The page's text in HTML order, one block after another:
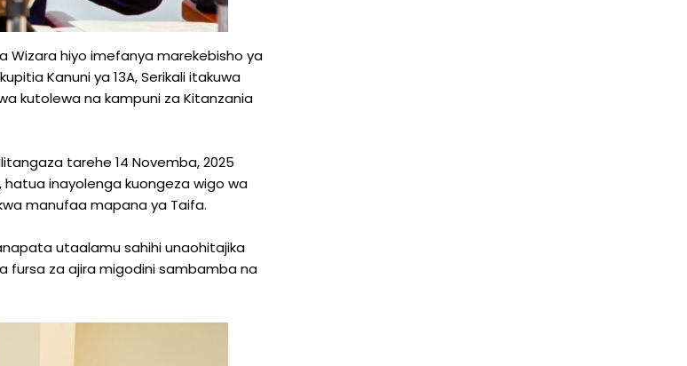
Wizara hiyo imefanya marekebisho ya
Kanuni ya 13A, Serikali itakuwa
kutolewa na kampuni za Kitanzania
tarehe 14 Novemba, 2025
inayolenga kuongeza wigo wa
manufaa mapana ya Taifa.
utaalamu sahihi unaohitajika
fursa za ajira migodini sambamba na